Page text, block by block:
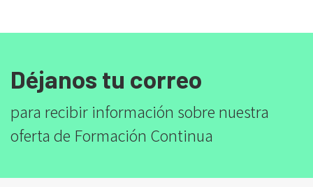
Déjanos tu correo
para recibir información sobre nuestra
oferta de Formación Continua